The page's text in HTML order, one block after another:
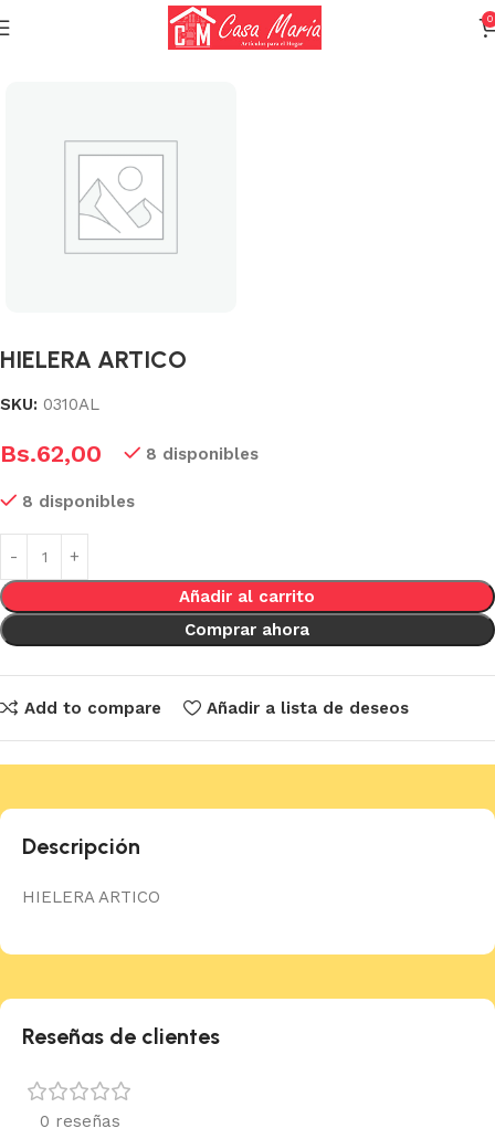
0
Varios (Menaje)
HIELERA ARTICO
SKU: 0310AL
Bs.62,00 8 disponibles
8 disponibles
Añadir al carrito
Comprar ahora
Add to compare Añadir a lista de deseos
Descripción
HIELERA ARTICO
Reseñas de clientes
0 reseñas